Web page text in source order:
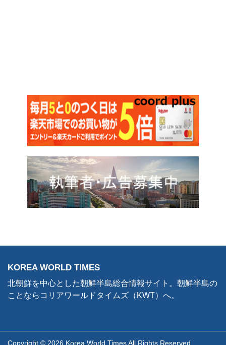
KOREA WORLD TIMES
北朝鮮を中心とした朝鮮半島総合情報サイト。朝鮮半島の
ことならコリアワールドタイムズ（KWT）へ。
Copyright © 2026 Korea World Times All Rights Reserved